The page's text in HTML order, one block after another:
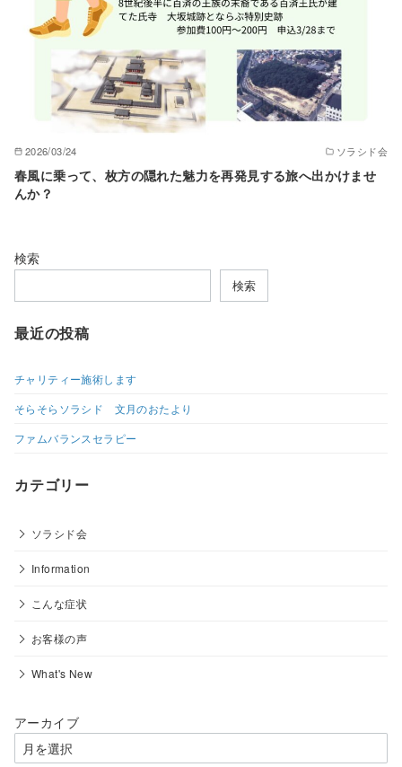
2026/03/24 ソラシド会
春風に乗って、枚方の隠れた魅力を再発見する旅へ出かけませ
んか？
検索
検索
最近の投稿
チャリティー施術します
そらそらソラシド 文月のおたより
ファムバランスセラピー
カテゴリー
ソラシド会
Information
こんな症状
お客様の声
What's New
アーカイブ